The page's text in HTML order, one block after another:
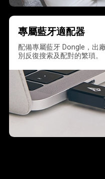
專屬藍牙適配器
配備專屬藍牙 Dongle，出
別反復搜索及配對的繁瑣。